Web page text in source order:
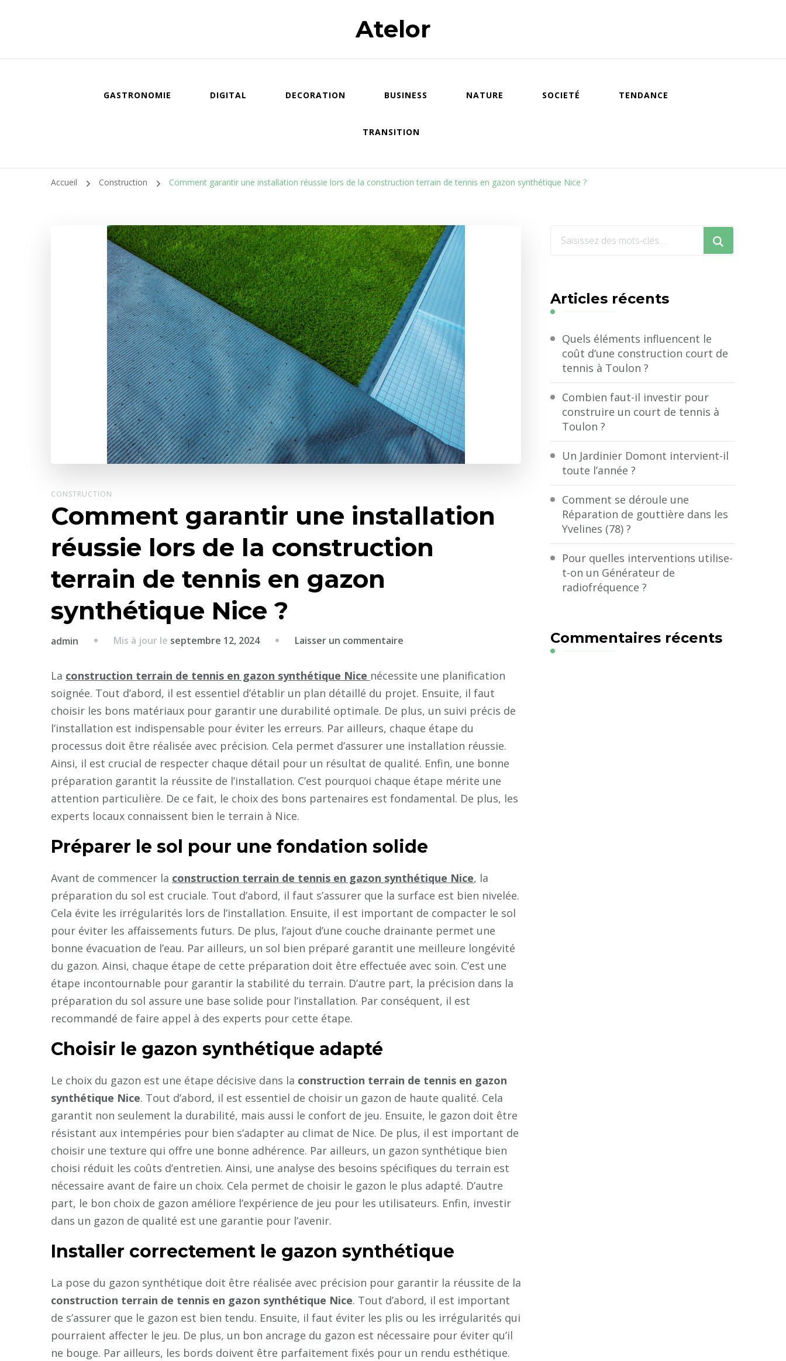
Atelor
GASTRONOMIE DIGITAL DECORATION BUSINESS NATURE SOCIETÉ TENDANCE
TRANSITION
Accueil Construction Comment garantir une installation réussie lors de la construction terrain de tennis en gazon synthétique Nice ?
CONSTRUCTION
Comment garantir une installation
réussie lors de la construction
terrain de tennis en gazon
synthétique Nice ?
admin Mis à jour le septembre 12, 2024 Laisser un commentaire
garantir
une
installation
réussie
lors
de
la
construction
terrain
en
synthétique
Nice
?
La construction terrain de tennis en gazon synthétique Nice nécessite une planification
soignée. Tout d’abord, il est essentiel d’établir un plan détaillé du projet. Ensuite, il faut
choisir les bons matériaux pour garantir une durabilité optimale. De plus, un suivi précis de
l’installation est indispensable pour éviter les erreurs. Par ailleurs, chaque étape du
processus doit être réalisée avec précision. Cela permet d’assurer une installation réussie.
Ainsi, il est crucial de respecter chaque détail pour un résultat de qualité. Enfin, une bonne
préparation garantit la réussite de l’installation. C’est pourquoi chaque étape mérite une
attention particulière. De ce fait, le choix des bons partenaires est fondamental. De plus, les
experts locaux connaissent bien le terrain à Nice.
Préparer le sol pour une fondation solide
Avant de commencer la construction terrain de tennis en gazon synthétique Nice, la
préparation du sol est cruciale. Tout d’abord, il faut s’assurer que la surface est bien nivelée.
Cela évite les irrégularités lors de l’installation. Ensuite, il est important de compacter le sol
pour éviter les affaissements futurs. De plus, l’ajout d’une couche drainante permet une
bonne évacuation de l’eau. Par ailleurs, un sol bien préparé garantit une meilleure longévité
du gazon. Ainsi, chaque étape de cette préparation doit être effectuée avec soin. C’est une
étape incontournable pour garantir la stabilité du terrain. D’autre part, la précision dans la
préparation du sol assure une base solide pour l’installation. Par conséquent, il est
recommandé de faire appel à des experts pour cette étape.
Choisir le gazon synthétique adapté
Le choix du gazon est une étape décisive dans la construction terrain de tennis en gazon
synthétique Nice. Tout d’abord, il est essentiel de choisir un gazon de haute qualité. Cela
garantit non seulement la durabilité, mais aussi le confort de jeu. Ensuite, le gazon doit être
résistant aux intempéries pour bien s’adapter au climat de Nice. De plus, il est important de
choisir une texture qui offre une bonne adhérence. Par ailleurs, un gazon synthétique bien
choisi réduit les coûts d’entretien. Ainsi, une analyse des besoins spécifiques du terrain est
nécessaire avant de faire un choix. Cela permet de choisir le gazon le plus adapté. D’autre
part, le bon choix de gazon améliore l’expérience de jeu pour les utilisateurs. Enfin, investir
dans un gazon de qualité est une garantie pour l’avenir.
Installer correctement le gazon synthétique
La pose du gazon synthétique doit être réalisée avec précision pour garantir la réussite de la
construction terrain de tennis en gazon synthétique Nice. Tout d’abord, il est important
de s’assurer que le gazon est bien tendu. Ensuite, il faut éviter les plis ou les irrégularités qui
pourraient affecter le jeu. De plus, un bon ancrage du gazon est nécessaire pour éviter qu’il
ne bouge. Par ailleurs, les bords doivent être parfaitement fixés pour un rendu esthétique.
Vous
?
Articles récents
Quels éléments influencent le
coût d’une construction court de
tennis à Toulon ?
Combien faut-il investir pour
construire un court de tennis à
Toulon ?
Un Jardinier Domont intervient-il
toute l’année ?
Comment se déroule une
Réparation de gouttière dans les
Yvelines (78) ?
Pour quelles interventions utilise-
t-on un Générateur de
radiofréquence ?
Commentaires récents